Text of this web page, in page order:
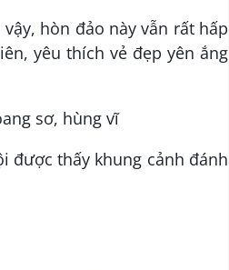
hòn đảo này vẫn rất hấp
yêu thích vẻ đẹp yên ắng
được thấy khung cảnh đánh